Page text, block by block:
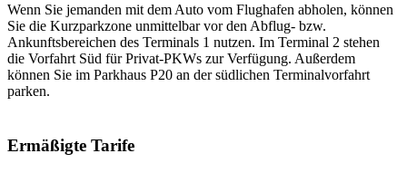
Wenn Sie jemanden mit dem Auto vom Flughafen abholen, können
Sie die Kurzparkzone unmittelbar vor den Abflug- bzw.
Ankunftsbereichen des Terminals 1 nutzen. Im Terminal 2 stehen
die Vorfahrt Süd für Privat-PKWs zur Verfügung. Außerdem
können Sie im Parkhaus P20 an der südlichen Terminalvorfahrt
parken.
Ermäßigte Tarife